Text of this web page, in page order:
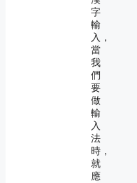
字
輸
入，
當
我
們
要
做
輸
入
法
時，
就
應